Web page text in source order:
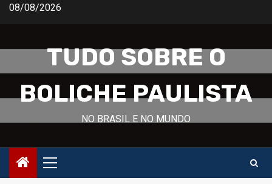
Skip08/08/2026
TUDO SOBRE O
BOLICHE PAULISTA
NO BRASIL E NO MUNDO
Primary
Menu